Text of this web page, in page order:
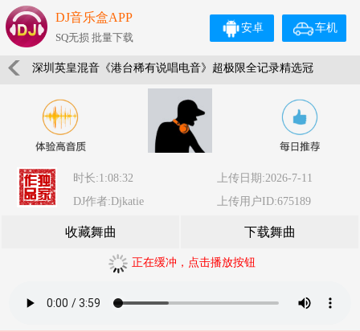
DJ音乐盒APP
SQ无损 批量下载
车机
安卓
深圳英皇混音《港台稀有说唱电音》超极限全记录精选冠
军舞曲 DjKatie
时长:1:08:32
上传日期:2026-7-11
DJ作者:Djkatie
上传用户ID:675189
收藏舞曲 下载舞曲
正在缓冲，点击播放按钮